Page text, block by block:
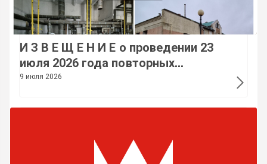
И З В Е Щ Е Н И Е о проведении 23
июля 2026 года повторных
электронных торгов по продаже
9 июля 2026